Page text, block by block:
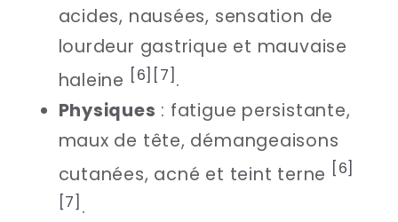
acides, nausées, sensation de
lourdeur gastrique et mauvaise
haleine [6] [7] .
Physiques : fatigue persistante,
maux de tête, démangeaisons
cutanées, acné et teint terne [6]
[7] .